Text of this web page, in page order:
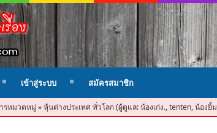
เข้าสู่ระบบ สมัครสมาชิก
รหมวดหมู่ »หุ้นต่างประเทศ ทั่วโลก(ผู้ดูแล:น้องเก่ง.,tenten,น้องยิ้ม